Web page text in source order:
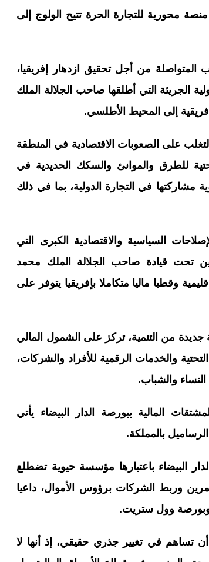
محورية للتجارة الحرة تتيح الولوج إلى
من أجل تحقيق ازدهار إفريقيا،
الجريئة التي أطلقها صاحب الجلالة الملك
إلى المحيط الأطلسي.
على الصعوبات الاقتصادية في المنطقة
للطرق والموانئ والسكك الحديدية في
مشاركتها في التجارة الدولية، بما في ذلك
السياسية والاقتصادية الكبرى التي
تحت قيادة صاحب الجلالة الملك محمد
وقطبا ماليا متكاملا بإفريقيا يتوفر على
من التنمية، تركز على الشمول المالي
والخدمات الرقمية للأفراد والشركات،
والشباب.
المالية ببورصة الدار البيضاء يأتي
الرساميل بالمملكة.
البيضاء باعتبارها مؤسسة حيوية تضطلع
وربط الشركات برؤوس الأموال، داعيا
وبورصة وول ستريت.
تساهم في تغيير جذري حقيقي، إذ أنها لا